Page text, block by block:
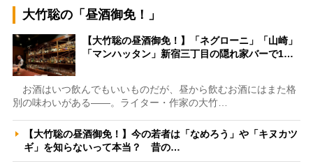
大竹聡の「昼酒御免！」
【大竹聡の昼酒御免！】「ネグローニ」「山崎」
「マンハッタン」新宿三丁目の隠れ家バーで1…
お酒はいつ飲んでもいいものだが、昼から飲むお酒にはまた格
別の味わいがある――。ライター・作家の大竹…
【大竹聡の昼酒御免！】今の若者は「なめろう」や「キヌカツ
ギ」を知らないって本当？ 昔の…